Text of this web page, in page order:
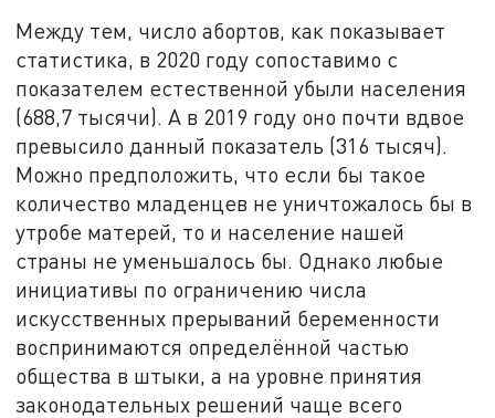
Между тем, число абортов, как показывает
статистика, в 2020 году сопоставимо с
показателем естественной убыли населения
(688,7 тысячи). А в 2019 году оно почти вдвое
превысило данный показатель (316 тысяч).
Можно предположить, что если бы такое
количество младенцев не уничтожалось бы в
утробе матерей, то и население нашей
страны не уменьшалось бы. Однако любые
инициативы по ограничению числа
искусственных прерываний беременности
воспринимаются определённой частью
общества в штыки, а на уровне принятия
законодательных решений чаще всего